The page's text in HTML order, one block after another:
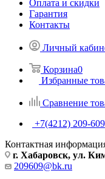
Оплата и скидки
Гарантия
Контакты
Личный
Корзина0
Избранные
Сравнение
+7(4212) 209-609
Контактная
г. Хабаровск, ул.
209609@bk.ru